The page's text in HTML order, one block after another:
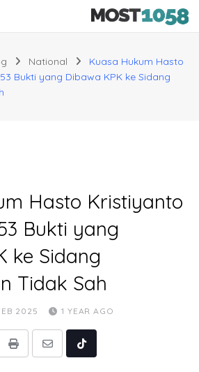
National
Kuasa Hukum Hasto
Bukti yang Dibawa KPK ke Sidang
Hasto Kristiyanto
Bukti yang
ke Sidang
Tidak Sah
2025 1 YEAR AGO
Print
Share
Tiktok